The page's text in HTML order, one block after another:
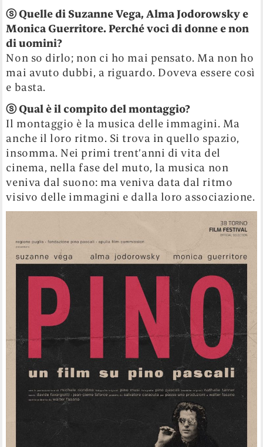
ⓢQuelle di Suzanne Vega, Alma Jodorowsky e
Monica Guerritore. Perché voci di donne e non
di uomini?
Non so dirlo; non ci ho mai pensato. Ma non ho
mai avuto dubbi, a riguardo. Doveva essere così
e basta.
ⓢQual è il compito del montaggio?
Il montaggio è la musica delle immagini. Ma
anche il loro ritmo. Si trova in quello spazio,
insomma. Nei primi trent’anni di vita del
cinema, nella fase del muto, la musica non
veniva dal suono: ma veniva data dal ritmo
visivo delle immagini e dalla loro associazione.